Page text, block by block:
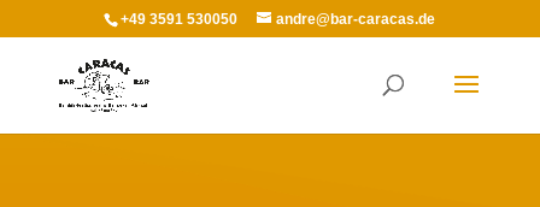
+49 3591 530050 andre@bar-caracas.de